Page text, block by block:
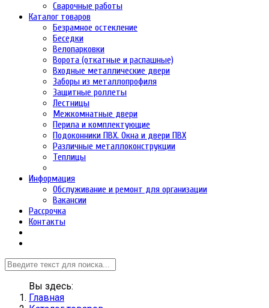
Сварочные работы
Каталог товаров
Безрамное остекление
Беседки
Велопарковки
Ворота (откатные и распашные)
Входные металлические двери
Заборы из металлопрофиля
Защитные роллеты
Лестницы
Межкомнатные двери
Перила и комплектующие
Подоконники ПВХ. Окна и двери ПВХ
Различные металлоконструкции
Теплицы
Информация
Обслуживание и ремонт для организации
Вакансии
Рассрочка
Контакты
Вы здесь:
Главная